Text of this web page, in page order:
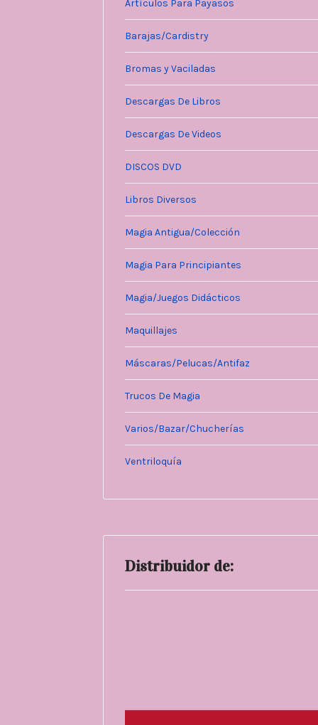
Artículos Para Payasos
Barajas/Cardistry
Bromas y Vaciladas
Descargas De Libros
Descargas De Videos
DISCOS DVD
Libros Diversos
Magia Antigua/Colección
Magia Para Principiantes
Magia/Juegos Didácticos
Maquillajes
Máscaras/Pelucas/Antifaz
Trucos De Magia
Varios/Bazar/Chucherías
Ventriloquía
Distribuidor de: